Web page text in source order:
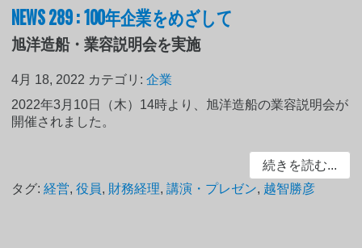
NEWS 289 : 100年企業をめざして
旭洋造船・業容説明会を実施
4月 18, 2022 カテゴリ:企業
2022年3月10日（木）14時より、旭洋造船の業容説明会が
開催されました。
続きを読む...
タグ:経営,役員, 財務経理,講演・プレゼン, 越智勝彦